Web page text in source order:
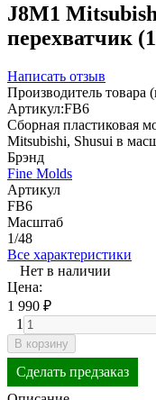
J8M1
перехватчик
Написать отзыв
Производитель товара
Артикул:FB6
Сборная пластиковая
Mitsubishi, Shusui в
Брэнд
Fine Molds
Артикул
FB6
Масштаб
1/48
Все характеристики
Нет в наличии
Цена:
1 990 ₽
1
В корзину
Сделать предзаказ